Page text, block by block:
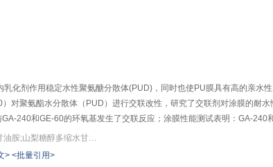
化剂作用稳定水性聚氨醣分散体(PUD)，同时也使PU膜具有高的亲水
对聚氨酯水分散体（PUD）进行交联改性，研究了交联剂对涂膜的耐
240和GE-60的环氧基发生了交联反应；涂膜性能测试表明：GA-
关键词：水性聚氨酯分散体;交联;间苯二甲胺四缩水甘油胺;山梨糖醇多缩水甘油醚
> <批量引用>